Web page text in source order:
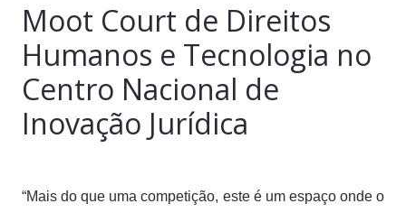
Moot Court de Direitos
Humanos e Tecnologia no
Centro Nacional de
Inovação Jurídica
“Mais do que uma competição, este é um espaço onde o